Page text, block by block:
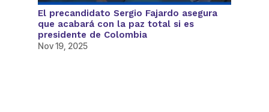
El precandidato Sergio Fajardo asegura
que acabará con la paz total si es
presidente de Colombia
Nov 19, 2025